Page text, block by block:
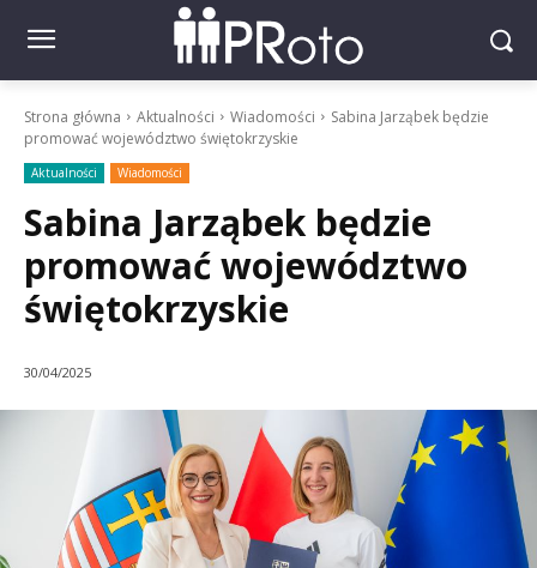
Strona główna Aktualności Wiadomości
Sabina Jarząbek będzie
promować województwo świętokrzyskie
Aktualności Wiadomości
Sabina Jarząbek będzie
promować województwo
świętokrzyskie
30/04/2025